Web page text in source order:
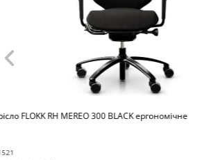
Крісло HAG CAPISCO 8106 SKY